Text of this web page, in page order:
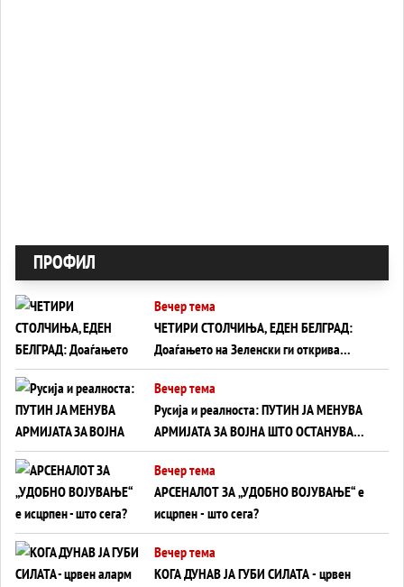
ПРОФИЛ
Вечер тема
ЧЕТИРИ СТОЛЧИЊА, ЕДЕН БЕЛГРАД:
Доаѓањето на Зеленски ги открива
тајните на политиката на балансирање
на Вучиќ
Вечер тема
Русија и реалноста: ПУТИН ЈА МЕНУВА
АРМИЈАТА ЗА ВОЈНА ШТО ОСТАНУВА
БЕЗ ФРОНТ
Вечер тема
АРСЕНАЛОТ ЗА „УДОБНО ВОЈУВАЊЕ“ е
исцрпен - што сега?
Вечер тема
КОГА ДУНАВ ЈА ГУБИ СИЛАТА - црвен